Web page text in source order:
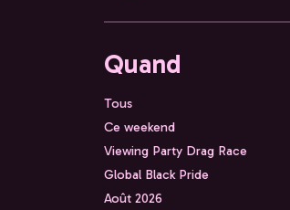
Quand
Tous
Ce weekend
Viewing Party Drag Race
Global Black Pride
Août 2026